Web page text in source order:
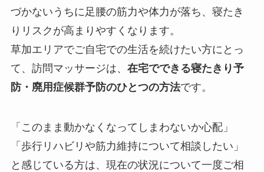
づかないうちに足腰の筋力や体力が落ち、寝たき
りリスクが高まりやすくなります。
草加エリアでご自宅での生活を続けたい方にとっ
て、訪問マッサージは、 在宅でできる寝たきり予
防・廃用症候群予防のひとつの方法です。
「このまま動かなくなってしまわないか心配」
「歩行リハビリや筋力維持について相談したい」
と感じている方は、現在の状況について一度ご相